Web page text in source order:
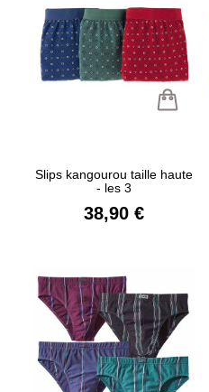
Slips kangourou taille haute
- les 3
38,90 €